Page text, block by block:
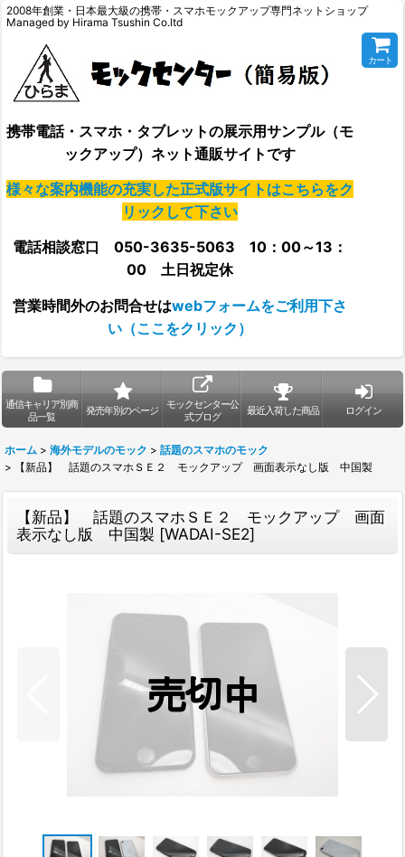
2008年創業・日本最大級の携帯・スマホモックアップ専門ネットショップ
Managed by Hirama Tsushin Co.ltd
携帯電話・スマホ・タブレットの展示用サンプル（モ
ックアップ）ネット通販サイトです
様々な案内機能の充実した正式版サイトはこちらをク
リックして下さい
電話相談窓口 050-3635-5063 10：00～13：
00 土日祝定休
営業時間外のお問合せはwebフォームをご利用下さ
い（ここをクリック）
カート
通信キャリア別商
品一覧
発売年別のページ
モックセンター公
式ブログ
最近入荷した商品 ログイン
ホーム > 海外モデルのモック > 話題のスマホのモック
>
【新品】 話題のスマホＳＥ２ モックアップ 画面表示なし版 中国製
【新品】 話題のスマホＳＥ２ モックアップ 画面
表示なし版 中国製 [WADAI-SE2]